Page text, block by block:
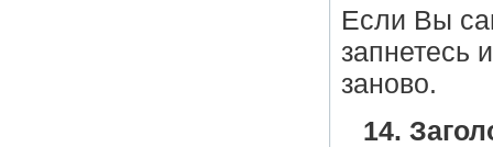
Если Вы
запнетесь
заново.
14.